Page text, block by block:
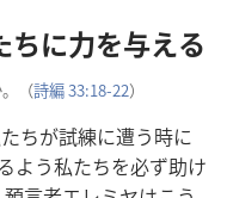
ちに力を与える
（詩編33:18-22）
たちが試練に遭う時に
よう私たちを必ず助け